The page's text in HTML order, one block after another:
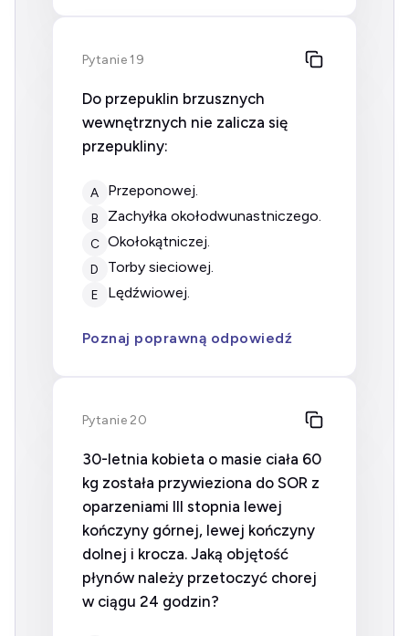
Pytanie 19
Do przepuklin brzusznych
wewnętrznych nie zalicza się
przepukliny:
A przeponowej.
B zachyłka okołodwunastniczego.
C okołokątniczej.
D torby sieciowej.
E lędźwiowej.
Poznaj poprawną odpowiedź
Pytanie 20
30-letnia kobieta o masie ciała 60
kg została przywieziona do SOR z
oparzeniami III stopnia lewej
kończyny górnej, lewej kończyny
dolnej i krocza. Jaką objętość
płynów należy przetoczyć chorej
w ciągu 24 godzin?